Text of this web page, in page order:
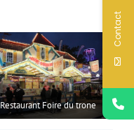
Restaurant Foire du trone
Contact